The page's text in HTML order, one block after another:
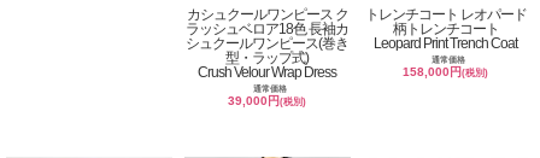
カシュクールワンピース ク
ラッシュベロア18色 長袖カ
シュクールワンピース(巻き
型・ラップ式)
Crush Velour Wrap Dress
通常価格
39,000円(税別)
トレンチコート レオパード
柄トレンチコート
Leopard Print Trench Coat
通常価格
158,000円(税別)